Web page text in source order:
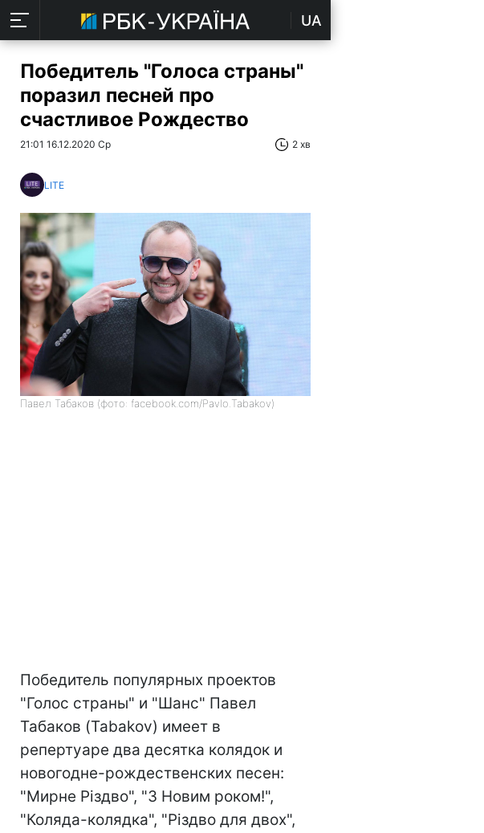
UA
Победитель "Голоса страны"
поразил песней про
счастливое Рождество
21:01 16.12.2020 Ср 2 хв
LITE
Павел Табаков (фото: facebook.com/Pavlo.Tabakov)
Победитель популярных проектов
"Голос страны" и "Шанс" Павел
Табаков (Tabakov) имеет в
репертуаре два десятка колядок и
новогодне-рождественских песен:
"Мирне Різдво", "З Новим роком!",
"Коляда-колядка", "Різдво для двох",